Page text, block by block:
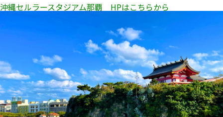
沖縄セルラースタジアム那覇 HPはこちらから